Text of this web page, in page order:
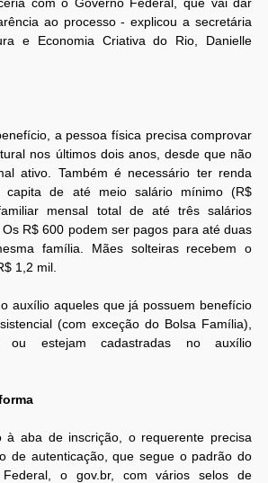
ao processo - explicou a secretária
e Economia Criativa do Rio, Danielle
a pessoa física precisa comprovar
nos últimos dois anos, desde que não
ativo. Também é necessário ter renda
capita de até meio salário mínimo (R$
mensal total de até três salários
R$ 600 podem ser pagos para até duas
família. Mães solteiras recebem o
1,2 mil.
auxílio aqueles que já possuem benefício
(com exceção do Bolsa Família),
ou estejam cadastradas no auxílio
à aba de inscrição, o requerente precisa
de autenticação, que segue o padrão do
o gov.br, com vários selos de